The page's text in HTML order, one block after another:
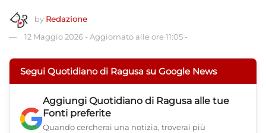
by Redazione
12 Maggio 2026 - Aggiornato alle ore 11:05 -
Segui Quotidiano di Ragusa su Google News
Aggiungi Quotidiano di Ragusa alle tue
Fonti preferite
Quando cercherai una notizia, troverai più